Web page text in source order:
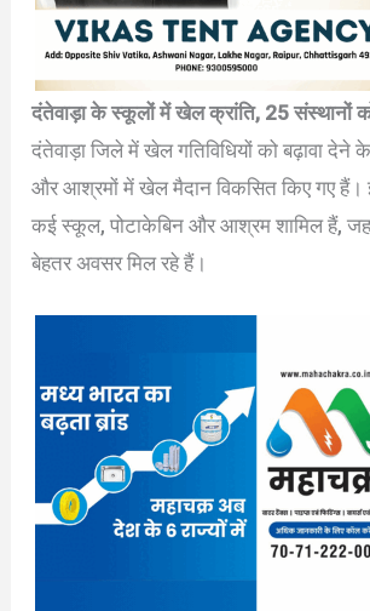
दंतेवाड़ा के स्कूलों में खेल क्रांति, 25 संस्थानों
दंतेवाड़ा जिले में खेल गतिविधियों को बढ़ावा देने
और आश्रमों में खेल मैदान विकसित किए गए हैं।
कई स्कूल, पोटाकेबिन और आश्रम शामिल हैं,
बेहतर अवसर मिल रहे हैं।